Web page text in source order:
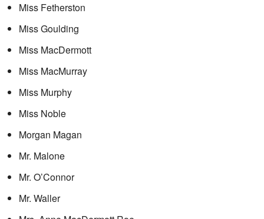
Miss Fetherston
Miss Goulding
Miss MacDermott
Miss MacMurray
Miss Murphy
Miss Noble
Morgan Magan
Mr. Malone
Mr. O’Connor
Mr. Waller